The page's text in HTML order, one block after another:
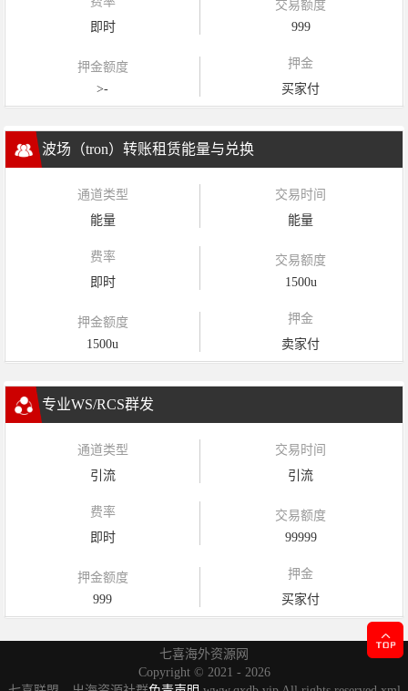
即时
交易额度
999
押金额度
>-
押金
买家付
波场（tron）转账租赁能量与兑换
通道类型
能量
交易时间
能量
费率
即时
交易额度
1500u
押金额度
1500u
押金
卖家付
专业WS/RCS群发
通道类型
引流
交易时间
引流
费率
即时
交易额度
99999
押金额度
999
押金
买家付
七喜海外资源网
Copyright © 2021 - 2026